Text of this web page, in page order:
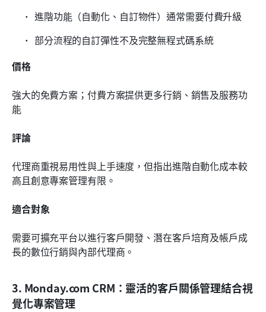
進階功能（自動化、自訂物件）通常需要付費升級
部分流程的自訂彈性不及完整無程式碼系統
價格
強大的免費方案；付費方案提供更多行銷、銷售及服務功
能
評論
代理商重視易用性與上手速度，但指出進階自動化成本較
高且創意專案管理有限。
適合對象
需要可擴充平台以進行客戶開發、潛在客戶培育及帳戶成
長的數位行銷與內部代理商。
3. Monday.com CRM：靈活的客戶關係管理結合視
覺化專案管理